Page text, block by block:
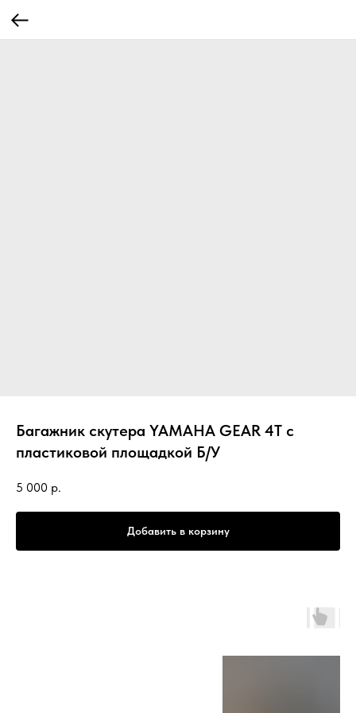
Багажник скутера YAMAHA GEAR 4Т с
пластиковой площадкой Б/У
5 000 р.
Добавить в корзину